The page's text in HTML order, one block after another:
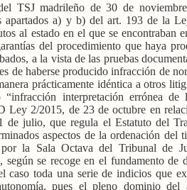
TSJ madrileño de 30 de
apartados a) y b) del art. 193 de la
al estado en el que se encontraban
del procedimiento que haya
a la vista de las pruebas
de haberse producido infracción de
prácticamente idéntica a otros
“infracción interpretación errónea
Ley 2/2015, de 23 de octubre en
de julio, que regula el Estatuto del
aspectos de la ordenación
la Sala Octava del Tribunal de
según se recoge en el fundamento de
caso toda una serie de indicios que
pues el pleno dominio del